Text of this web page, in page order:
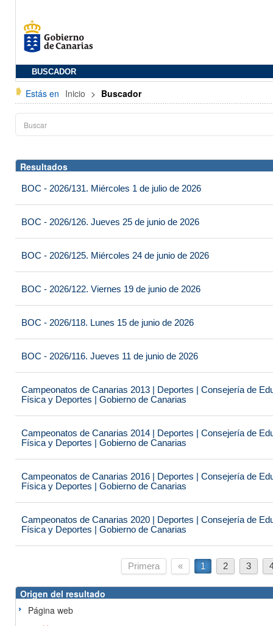
BUSCADOR
Estás en Inicio > Buscador
Resultados
BOC - 2026/131. Miércoles 1 de julio de 2026
BOC - 2026/126. Jueves 25 de junio de 2026
BOC - 2026/125. Miércoles 24 de junio de 2026
BOC - 2026/122. Viernes 19 de junio de 2026
BOC - 2026/118. Lunes 15 de junio de 2026
BOC - 2026/116. Jueves 11 de junio de 2026
Campeonatos de Canarias 2013 | Deportes | Consejería de
Física y Deportes | Gobierno de Canarias
Campeonatos de Canarias 2014 | Deportes | Consejería de
Física y Deportes | Gobierno de Canarias
Campeonatos de Canarias 2016 | Deportes | Consejería de
Física y Deportes | Gobierno de Canarias
Campeonatos de Canarias 2020 | Deportes | Consejería de
Física y Deportes | Gobierno de Canarias
Primera « 1 2 3
Origen del resultado
Página web